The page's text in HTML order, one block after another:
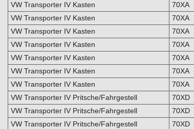
VW Transporter IV Kasten
70XA
VW Transporter IV Kasten
70XA
VW Transporter IV Kasten
70XA
VW Transporter IV Kasten
70XA
VW Transporter IV Kasten
70XA
VW Transporter IV Kasten
70XA
VW Transporter IV Kasten
70XA
VW Transporter IV Pritsche/Fahrgestell
70XD
VW Transporter IV Pritsche/Fahrgestell
70XD
VW Transporter IV Pritsche/Fahrgestell
70XD